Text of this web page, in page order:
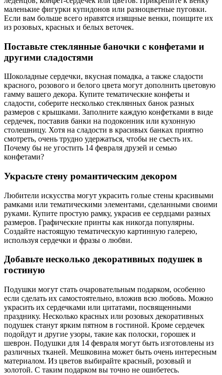
маленькие фигурки купидонов или разноцветные пуговки.
Если вам больше всего нравятся изящные венки, поищите их
из розовых, красных и белых веточек.
Поставьте стеклянные баночки с конфетами и
другими сладостями
Шоколадные сердечки, вкусная помадка, а также сладости
красного, розового и белого цвета могут дополнить цветовую
гамму вашего декора. Купите тематические конфеты и
сладости, соберите несколько стеклянных банок разных
размеров с крышками. Заполните каждую конфетками в виде
сердечек, поставив банки на подоконник или кухонную
столешницу. Хотя на сладости в красивых банках приятно
смотреть, очень трудно удержаться, чтобы не съесть их.
Почему бы не угостить 14 февраля друзей и семью
конфетами?
Украсьте стену романтическим декором
Любители искусства могут украсить голые стены красивыми
рамками или тематическими элементами, сделанными своими
руками. Купите простую рамку, украсив ее сердцами разных
размеров. Графические принты как никогда популярны.
Создайте настоящую тематическую картинную галерею,
используя сердечки и фразы о любви.
Добавьте несколько декоративных подушек в
гостиную
Подушки могут стать очаровательным подарком, особенно
если сделать их самостоятельно, вложив всю любовь. Можно
украсить их сердечками или цитатами, посвященными
празднику. Несколько красных или розовых декоративных
подушек станут ярким пятном в гостиной. Кроме сердечек
подойдут и другие узоры, такие как полоски, горошек и
шеврон. Подушки для 14 февраля могут быть изготовлены из
различных тканей. Мешковина может быть очень интересным
материалом. Из цветов выбирайте красный, розовый и
золотой. С таким подарком вы точно не ошибетесь.